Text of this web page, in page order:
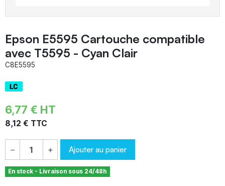
Epson E5595 Cartouche compatible
avec T5595 - Cyan Clair
C8E5595
6,77 € HT
8,12 € TTC
− + Ajouter au panier
En stock - Livraison sous 24/48h